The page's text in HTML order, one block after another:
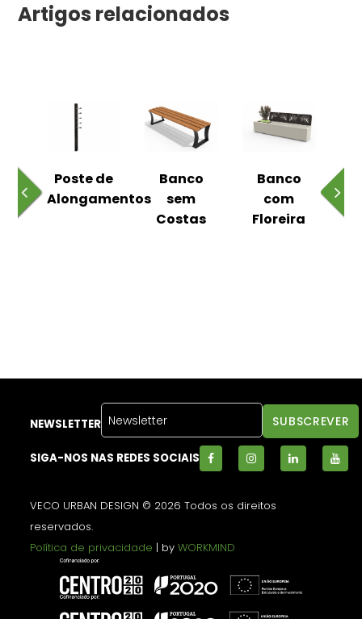
Artigos relacionados
Poste de
Alongamentos
Banco
sem
Costas
Banco
com
Floreira
NEWSLETTER
SIGA-NOS NAS REDES SOCIAIS
VECO URBAN DESIGN © 2026 Todos os direitos
reservados.
Política de privacidade | byWORKMIND